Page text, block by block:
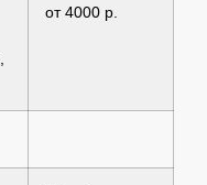
от 4000 р.